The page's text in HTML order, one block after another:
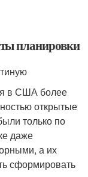
планировки
в США более
открытые
только по
даже
а их
сформировать